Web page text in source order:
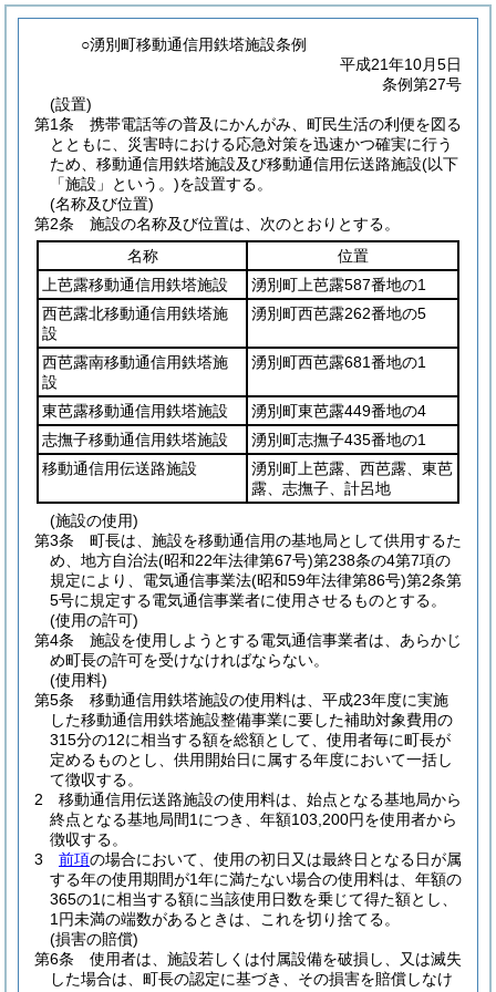
○湧別町移動通信用鉄塔施設条例
平成21年10月5日
条例第27号
(設置)
第1条
携帯電話等の普及にかんがみ、町民生活の利便を図る
とともに、災害時における応急対策を迅速かつ確実に行う
ため、移動通信用鉄塔施設及び移動通信用伝送路施設(以下
「施設」という。)を設置する。
(名称及び位置)
第2条
施設の名称及び位置は、次のとおりとする。
名称
位置
上芭露移動通信用鉄塔施設
湧別町上芭露587番地の1
西芭露北移動通信用鉄塔施
設
湧別町西芭露262番地の5
西芭露南移動通信用鉄塔施
設
湧別町西芭露681番地の1
東芭露移動通信用鉄塔施設
湧別町東芭露449番地の4
志撫子移動通信用鉄塔施設
湧別町志撫子435番地の1
移動通信用伝送路施設
湧別町上芭露、西芭露、東芭
露、志撫子、計呂地
(施設の使用)
第3条
町長は、施設を移動通信用の基地局として供用するた
め、地方自治法(昭和22年法律第67号)第238条の4第7項の
規定により、電気通信事業法(昭和59年法律第86号)第2条第
5号に規定する電気通信事業者に使用させるものとする。
(使用の許可)
第4条
施設を使用しようとする電気通信事業者は、あらかじ
め町長の許可を受けなければならない。
(使用料)
第5条
移動通信用鉄塔施設の使用料は、平成23年度に実施
した移動通信用鉄塔施設整備事業に要した補助対象費用の
315分の12に相当する額を総額として、使用者毎に町長が
定めるものとし、供用開始日に属する年度において一括し
て徴収する。
2
移動通信用伝送路施設の使用料は、始点となる基地局から
終点となる基地局間1につき、年額103,200円を使用者から
徴収する。
3
前項の場合において、使用の初日又は最終日となる日が属
する年の使用期間が1年に満たない場合の使用料は、年額の
365の1に相当する額に当該使用日数を乗じて得た額とし、
1円未満の端数があるときは、これを切り捨てる。
(損害の賠償)
第6条
使用者は、施設若しくは付属設備を破損し、又は滅失
した場合は、町長の認定に基づき、その損害を賠償しなけ